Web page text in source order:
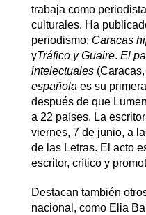
trabaja como
culturales. Ha
periodismo: Caracas
yTráfico y Guaire. El
intelectuales(Caracas,
española es su
después de que
a 22 países. La
viernes, 7 de junio, a
de las Letras. El acto
escritor, crítico y
Destacan también
nacional, como Elia